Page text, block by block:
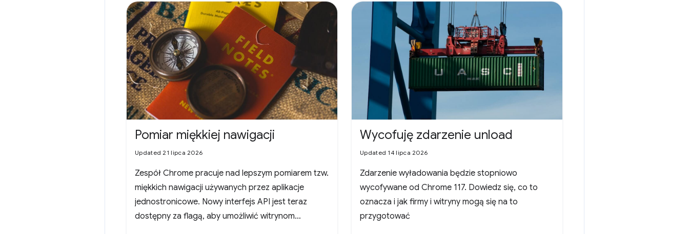
Pomiar miękkiej nawigacji
Updated 21 lipca 2026
Zespół Chrome pracuje nad lepszym pomiarem tzw.
miękkich nawigacji używanych przez aplikacje
jednostronicowe. Nowy interfejs API jest teraz
dostępny za flagą, aby umożliwić witrynom
Wycofuję zdarzenie unload
Updated 14 lipca 2026
Zdarzenie wyładowania będzie stopniowo
wycofywane od Chrome 117. Dowiedz się, co to
oznacza i jak firmy i witryny mogą się na to
przygotować